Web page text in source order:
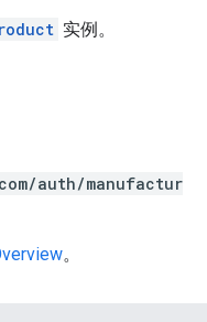
实例。
auth/manufactur
。